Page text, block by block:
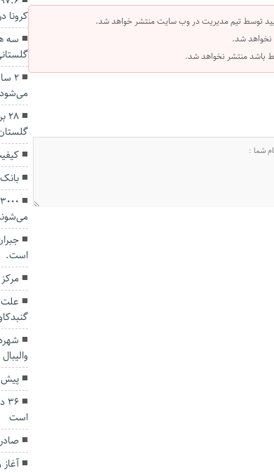
توسط تیم مدیریت در وب سایت منتشر خواهد شد.
نخواهد شد.
باشد منتشر نخواهد شد.
کرونا
2
می‌شود
است.
علت
پیش بینی
است